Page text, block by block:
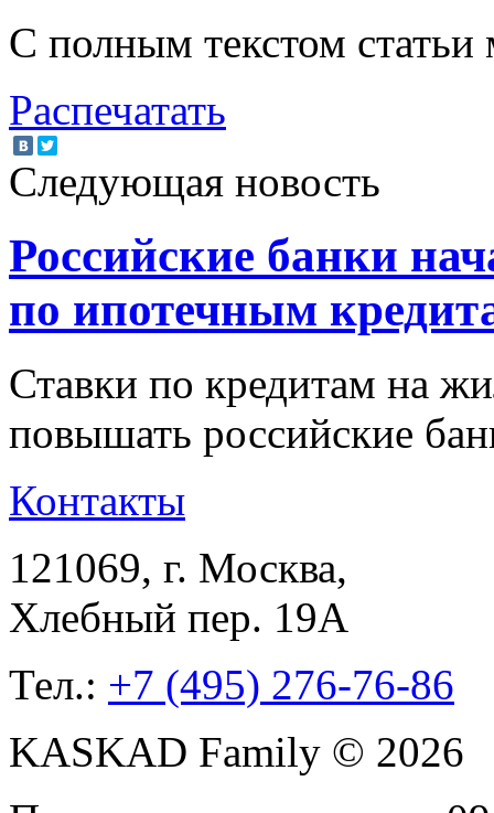
С полным текстом
Распечатать
Следующая новость
Российские банки
по ипотечным
Ставки по кредитам на
повышать российские
Контакты
121069, г. Москва,
Хлебный пер. 19А
Тел.: +7 (495) 276-76-86
KASKAD Family © 2026